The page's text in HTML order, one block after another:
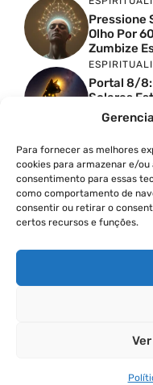
Para fornecer as melhores
cookies para armazenar e/
consentimento para essas
como comportamento de
consentir ou retirar o
certos recursos e funções.
Pressione
Olho Por
Zumbize
Portal 8/8:
Solares
Memórias
Urgente:
Uma Nova
Despertar
FINANÇAS
Como